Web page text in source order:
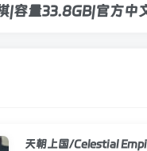
|容量33.8GB|官方中
天朝上国/Celestial